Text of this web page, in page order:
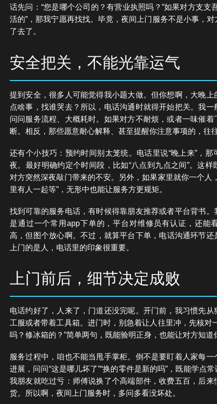
话先问：“您是哪个公司的？有营业执照吗？”如果对方支支
活的”，那我宁愿再找找。毕竟，夜间上门服务不是小事，
了去了。
安全把关，不能光靠运气
提到安全，很多人可能觉得我小题大做。但你想啊，大晚
点啥事，找谁哭去？所以，电话沟通时就得开始把关。我
问问服务流程、大概耗时。如果对方不耐烦，或者一味催
断。相反，那些愿意耐心解释、甚至提醒你注意事项的，往
还有个小技巧：预约时间别太笼统。电话里说“晚上来”，
夜。最好明确约定个时间段，比如“八点到九点之间”。这
对方突然深夜敲门带来的不安。另外，如果家里就你一个人
里有人一起等”，无形中也能让服务方更规矩。
找到可靠的服务电话，有时候得靠朋友推荐或者平台背书
是通过一个常用app下单的，平台对维修员有认证，还能
高，但图个放心啊。不过，就算平台下单，电话沟通环节
上门的是人，电话里的印象很重要。
上门前后，细节决定成败
电话约好了，人来了，门道还没完呢。开门前，我习惯先
工服或者带着工具箱。进门时，别急着让人往里冲，先核对
吗？修冰箱的？”简单两句，既能验明正身，也能让对方知道
服务过程中，咱也不能当甩手掌柜。倒不是要盯着人家每
进展，问问“这是哪儿坏了”“换的零件是新的吗”，既能学点
我朋友就吃过亏：师傅说换了个高端部件，收费五百，后
货。所以啊，夜间上门服务时，多问多看没坏处。